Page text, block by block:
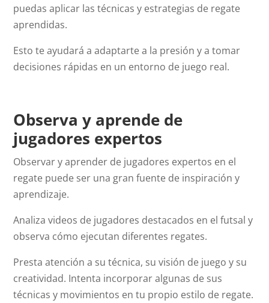
puedas aplicar las técnicas y estrategias de regate
aprendidas.
Esto te ayudará a adaptarte a la presión y a tomar
decisiones rápidas en un entorno de juego real.
Observa y aprende de
jugadores expertos
Observar y aprender de jugadores expertos en el
regate puede ser una gran fuente de inspiración y
aprendizaje.
Analiza videos de jugadores destacados en el futsal y
observa cómo ejecutan diferentes regates.
Presta atención a su técnica, su visión de juego y su
creatividad. Intenta incorporar algunas de sus
técnicas y movimientos en tu propio estilo de regate.